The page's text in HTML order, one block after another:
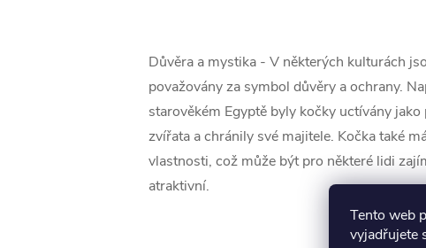
Tento web
vyjadřujete
Důvěra a mystika - V některých kulturách
považovány za symbol důvěry a ochrany.
starověkém Egyptě byly kočky uctívány jako
zvířata a chránily své majitele. Kočka také
vlastnosti, což může být pro některé lidi
atraktivní.